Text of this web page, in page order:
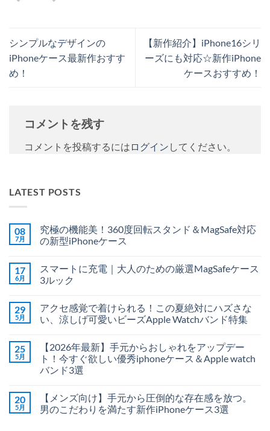
シンプルなデザインの
iPhoneケース最新作おすす
め！
【新作紹介】iPhone16シリ
ーズにも対応☆新作iPhone
ケースおすすめ！
コメントを残す
コメントを投稿するには ログイン してください。
LATEST POSTS
08
7月
究極の機能美！360度回転スタンド＆MagSafe対応
の新型iPhoneケース
の
機
能
度
回
転
ド
＆
MagSafe
型
ン
ト
は
あ
り
ま
17
6月
スマートに充電｜大人のための厳選MagSafeケース
3ルック
ー
ト
に
大
人
の
選
ン
ト
は
り
ま
せ
29
5月
アクセ感覚で着けられる！この夏絶対にハズさな
い、涼しげ可愛いビーズApple Watchバンド特集
感
覚
で
る！
ト
は
ま
せ
25
5月
【2026年最新】手元からおしゃれをアップデー
ト！今すぐ欲しい優秀iphoneケース＆Apple watch
バンド3選
新】
手
ト
は
20
5月
【メンズ向け】手元から圧倒的な存在感を放つ。
男のこだわりを満たす新作iPhoneケース3選